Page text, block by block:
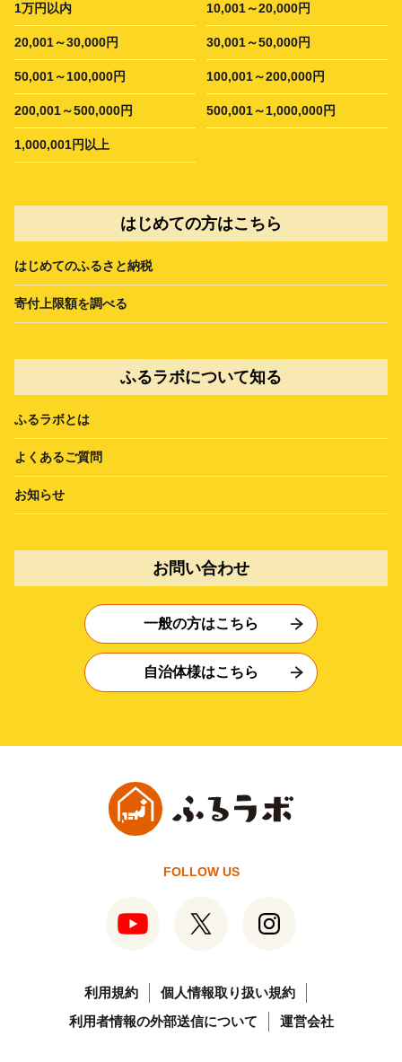
1万円以内 10,001～20,000円
20,001～30,000円 30,001～50,000円
50,001～100,000円 100,001～200,000円
200,001～500,000円 500,001～1,000,000円
1,000,001円以上
はじめての方はこちら
はじめてのふるさと納税
寄付上限額を調べる
ふるラボについて知る
ふるラボとは
よくあるご質問
お知らせ
お問い合わせ
一般の方はこちら
自治体様はこちら
FOLLOW US
利用規約
個人情報取り扱い規約
利用者情報の外部送信について
運営会社